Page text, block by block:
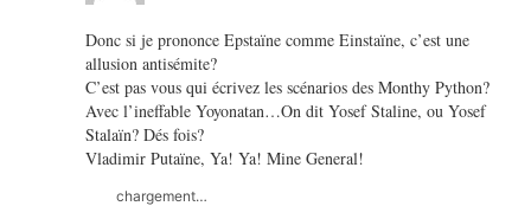
Donc si je prononce Epstaïne comme Einstaïne, c’est une
allusion antisémite?
C’est pas vous qui écrivez les scénarios des Monthy Python?
Avec l’ineffable Yoyonatan…On dit Yosef Staline, ou Yosef
Stalaïn? Dés fois?
Vladimir Putaïne, Ya! Ya! Mine General!
chargement…